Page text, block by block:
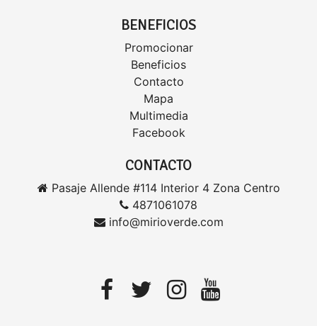
BENEFICIOS
Promocionar
Beneficios
Contacto
Mapa
Multimedia
Facebook
CONTACTO
Pasaje Allende #114 Interior 4 Zona Centro
4871061078
info@mirioverde.com